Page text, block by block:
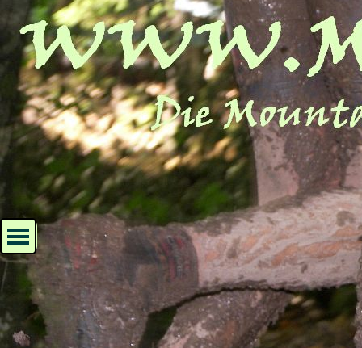
Direkt zum Seiteninhalt
Menü überspringen